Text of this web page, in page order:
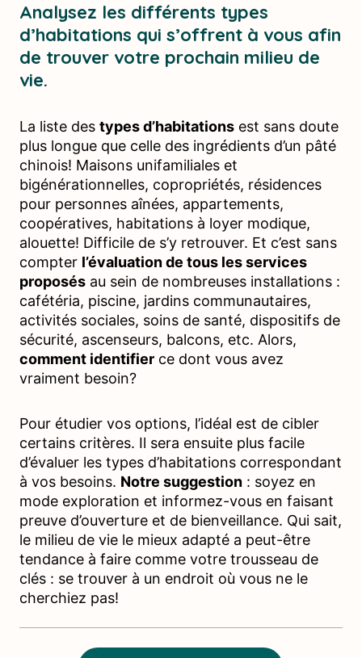
Analysez les différents types
d’habitations qui s’offrent à vous afin
de trouver votre prochain milieu de
vie.
La liste des types d’habitations est sans doute
plus longue que celle des ingrédients d’un pâté
chinois! Maisons unifamiliales et
bigénérationnelles, copropriétés, résidences
pour personnes aînées, appartements,
coopératives, habitations à loyer modique,
alouette! Difficile de s’y retrouver. Et c’est sans
compter l’évaluation de tous les services
proposés au sein de nombreuses installations :
cafétéria, piscine, jardins communautaires,
activités sociales, soins de santé, dispositifs de
sécurité, ascenseurs, balcons, etc. Alors,
comment identifier ce dont vous avez
vraiment besoin?
Pour étudier vos options, l’idéal est de cibler
certains critères. Il sera ensuite plus facile
d’évaluer les types d’habitations correspondant
à vos besoins. Notre suggestion : soyez en
mode exploration et informez-vous en faisant
preuve d’ouverture et de bienveillance. Qui sait,
le milieu de vie le mieux adapté a peut-être
tendance à faire comme votre trousseau de
clés : se trouver à un endroit où vous ne le
cherchiez pas!